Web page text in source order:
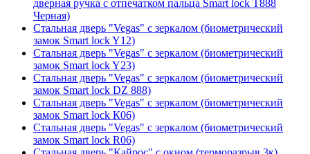
дверная ручка с отпечатком пальца Smart lock T888
Черная)
Стальная дверь "Vegas" с зеркалом (биометрический
замок Smart lock Y12)
Стальная дверь "Vegas" с зеркалом (биометрический
замок Smart lock Y23)
Стальная дверь "Vegas" с зеркалом (биометрический
замок Smart lock DZ 888)
Стальная дверь "Vegas" с зеркалом (биометрический
замок Smart lock К06)
Стальная дверь "Vegas" с зеркалом (биометрический
замок Smart lock R06)